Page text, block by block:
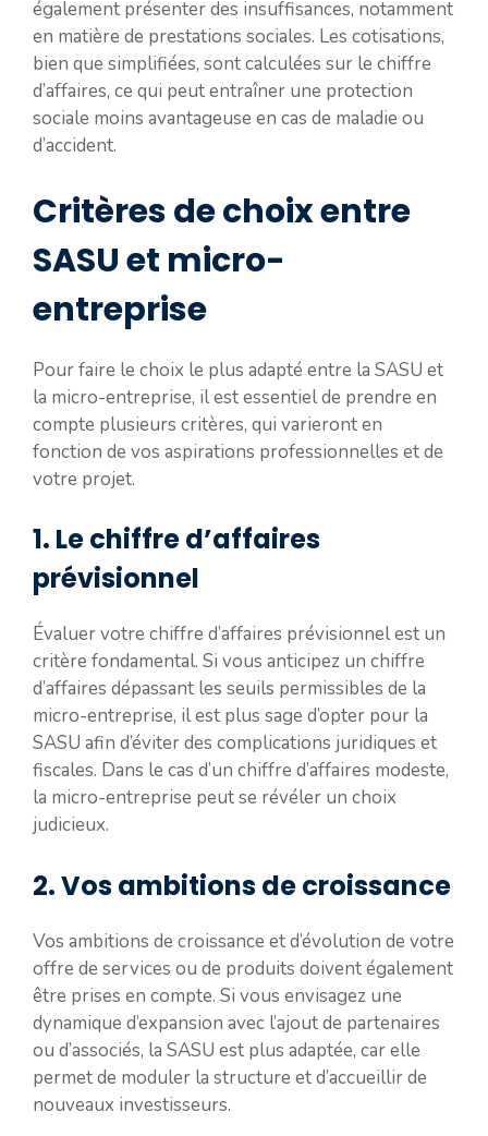
également présenter des insuffisances, notamment
en matière de prestations sociales. Les cotisations,
bien que simplifiées, sont calculées sur le chiffre
d’affaires, ce qui peut entraîner une protection
sociale moins avantageuse en cas de maladie ou
d’accident.
Critères de choix entre
SASU et micro-
entreprise
Pour faire le choix le plus adapté entre la SASU et
la micro-entreprise, il est essentiel de prendre en
compte plusieurs critères, qui varieront en
fonction de vos aspirations professionnelles et de
votre projet.
1. Le chiffre d’affaires
prévisionnel
Évaluer votre chiffre d’affaires prévisionnel est un
critère fondamental. Si vous anticipez un chiffre
d’affaires dépassant les seuils permissibles de la
micro-entreprise, il est plus sage d’opter pour la
SASU afin d’éviter des complications juridiques et
fiscales. Dans le cas d’un chiffre d’affaires modeste,
la micro-entreprise peut se révéler un choix
judicieux.
2. Vos ambitions de croissance
Vos ambitions de croissance et d’évolution de votre
offre de services ou de produits doivent également
être prises en compte. Si vous envisagez une
dynamique d’expansion avec l’ajout de partenaires
ou d’associés, la SASU est plus adaptée, car elle
permet de moduler la structure et d’accueillir de
nouveaux investisseurs.